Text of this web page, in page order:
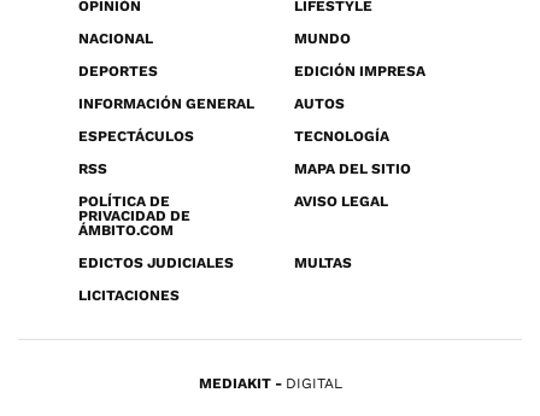
OPINIÓN
LIFESTYLE
NACIONAL
MUNDO
DEPORTES
EDICIÓN IMPRESA
INFORMACIÓN GENERAL
AUTOS
ESPECTÁCULOS
TECNOLOGÍA
RSS
MAPA DEL SITIO
POLÍTICA DE
PRIVACIDAD DE
ÁMBITO.COM
AVISO LEGAL
EDICTOS JUDICIALES
MULTAS
LICITACIONES
MEDIAKIT DIGITAL